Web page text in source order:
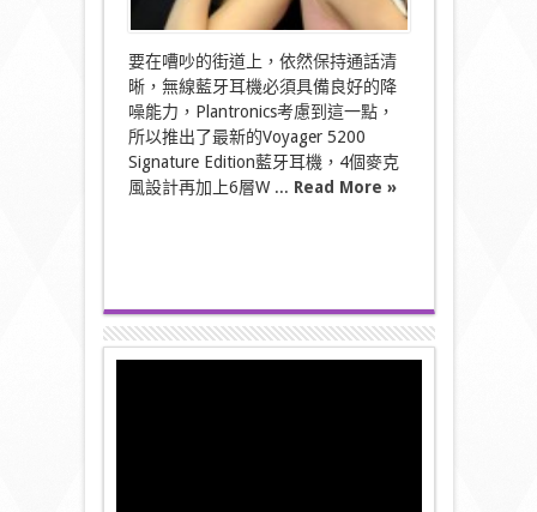
力
超
班！〉
中
要在嘈吵的街道上，依然保持通話清
晰，無線藍牙耳機必須具備良好的降
噪能力，Plantronics考慮到這一點，
所以推出了最新的Voyager 5200
Signature Edition藍牙耳機，4個麥克
風設計再加上6層W ... Read More »